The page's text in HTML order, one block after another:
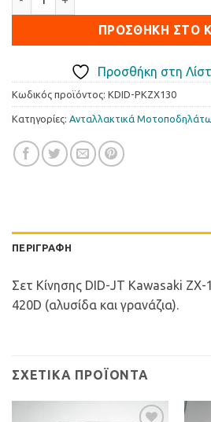
ΠΡΟΣΘΉΚΗ ΣΤΟ
Προσθήκη στη
Κωδικός προϊόντος: KDID-PKZX130
Κατηγορίες: Ανταλλακτικά
ΠΕΡΙΓΡΑΦΉ
Σετ Κίνησης DID-JT Kawasaki
420D (αλυσίδα και γρανάζια).
ΣΧΕΤΙΚΆ ΠΡΟΪΌΝΤΑ